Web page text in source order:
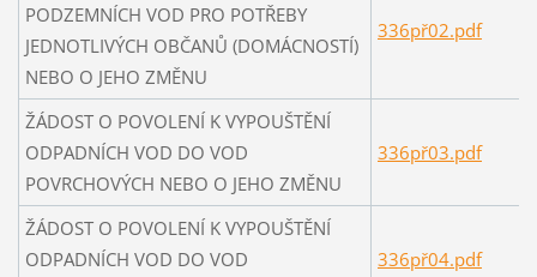
PODZEMNÍCH VOD PRO POTŘEBY
JEDNOTLIVÝCH OBČANŮ (DOMÁCNOSTÍ)
NEBO O JEHO ZMĚNU
336př02.pdf
ŽÁDOST O POVOLENÍ K VYPOUŠTĚNÍ
ODPADNÍCH VOD DO VOD
POVRCHOVÝCH NEBO O JEHO ZMĚNU
336př03.pdf
ŽÁDOST O POVOLENÍ K VYPOUŠTĚNÍ
ODPADNÍCH VOD DO VOD
336př04.pdf